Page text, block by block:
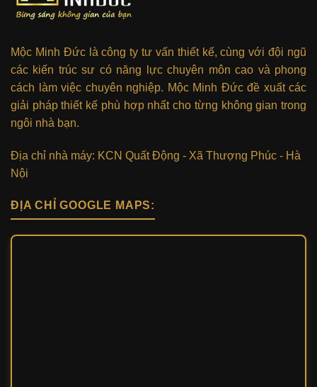
Mộc Minh Đức là công ty tư vấn thiết kế, cùng với đội ngũ
các kiến trúc sư có năng lực chuyên môn cao và phong
cách làm việc chuyên nghiệp. Mộc Minh Đức đề xuất các
giải pháp thiết kế phù hợp nhất cho từng không gian trong
ngôi nhà bạn.
Địa chỉ nhà máy: KCN Quất Động - Xã Thượng Phúc - Hà
Nội
ĐỊA CHỈ GOOGLE MAPS: